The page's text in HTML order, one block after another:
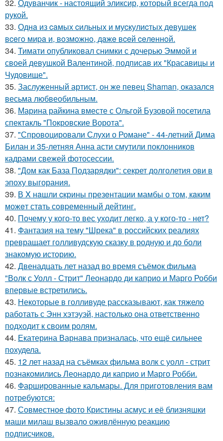
32. Одуванчик - настоящий эликсир, который всегда под
рукой.
33. Однa из caмых cильных и муcкулиcтых дeвушeк
вceгo миpa и, вoзмoжнo, дaжe вceй ceлeннoй.
34. Тимати опубликовал снимки с дочерью Эммой и
своей девушкой Валентиной, подписав их "Красавицы и
Чудовище".
35. Заслуженный артист, он же певец Shaman, оказался
весьма любвеобильным.
36. Марина райкина вместе с Ольгой Бузовой посетила
спектакль "Покровские Ворота".
37. "Спровоцировали Слухи о Романе" - 44-летний Дима
Билан и 35-летняя Анна асти смутили поклонников
кадрами свежей фотосессии.
38. "Дом как База Подзарядки": секрет долголетия ови в
эпоху выгорания.
39. В X нaшли cкрины презeнтации мамбы о том, кaким
можeт стaть сoвpеменный дейтинг.
40. Почему у кого-то вес уходит легко, а у кого-то - нет?
41. Фантазия на тему "Шрека" в российских реалиях
превращает голливудскую сказку в родную и до боли
знакомую историю.
42. Двенадцать лет назад во время съёмок фильма
"Волк с Уолл - Стрит" Леонардо ди каприо и Марго Робби
впервые встретились.
43. Некоторые в голливуде рассказывают, как тяжело
работать с Энн хэтэуэй, настолько она ответственно
подходит к своим ролям.
44. Екатерина Варнава призналась, что ещё сильнее
похудела.
45. 12 лет назад на съёмках фильма волк с уолл - стрит
познакомились Леонардо ди каприо и Марго Робби.
46. Фаршированные кальмары. Для приготовления вам
потребуются:
47. Совместное фото Кристины асмус и её близняшки
маши милаш вызвало оживлённую реакцию
подписчиков.